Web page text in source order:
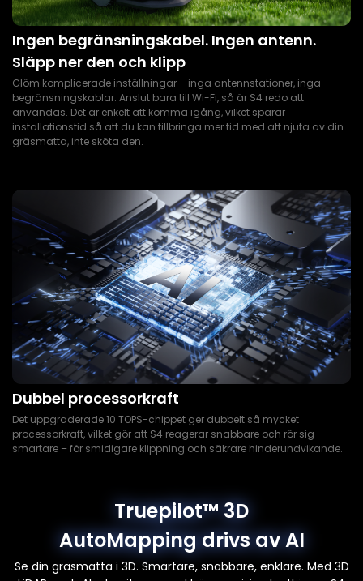
Ingen begränsningskabel. Ingen antenn.
Släpp ner den och klipp
Glöm komplicerade inställningar – inga antennstationer, inga
begränsningskablar. Anslut bara till Wi-Fi, så är S4 redo att
användas. Det är enkelt att komma igång, vilket sparar
installationstid så att du kan tillbringa mer tid med att njuta av din
gräsmatta, inte sköta den.
Dubbel processorkraft
Det uppgraderade 10 TOPS-chippet ger dubbelt så mycket
processorkraft, vilket gör att S4 reagerar snabbare och rör sig
smartare – för smidigare klippning och säkrare hinderundvikande.
Truepilot™ 3D
AutoMapping drivs av AI
Se din gräsmatta i 3D. Smartare, snabbare, enklare. Med 3D